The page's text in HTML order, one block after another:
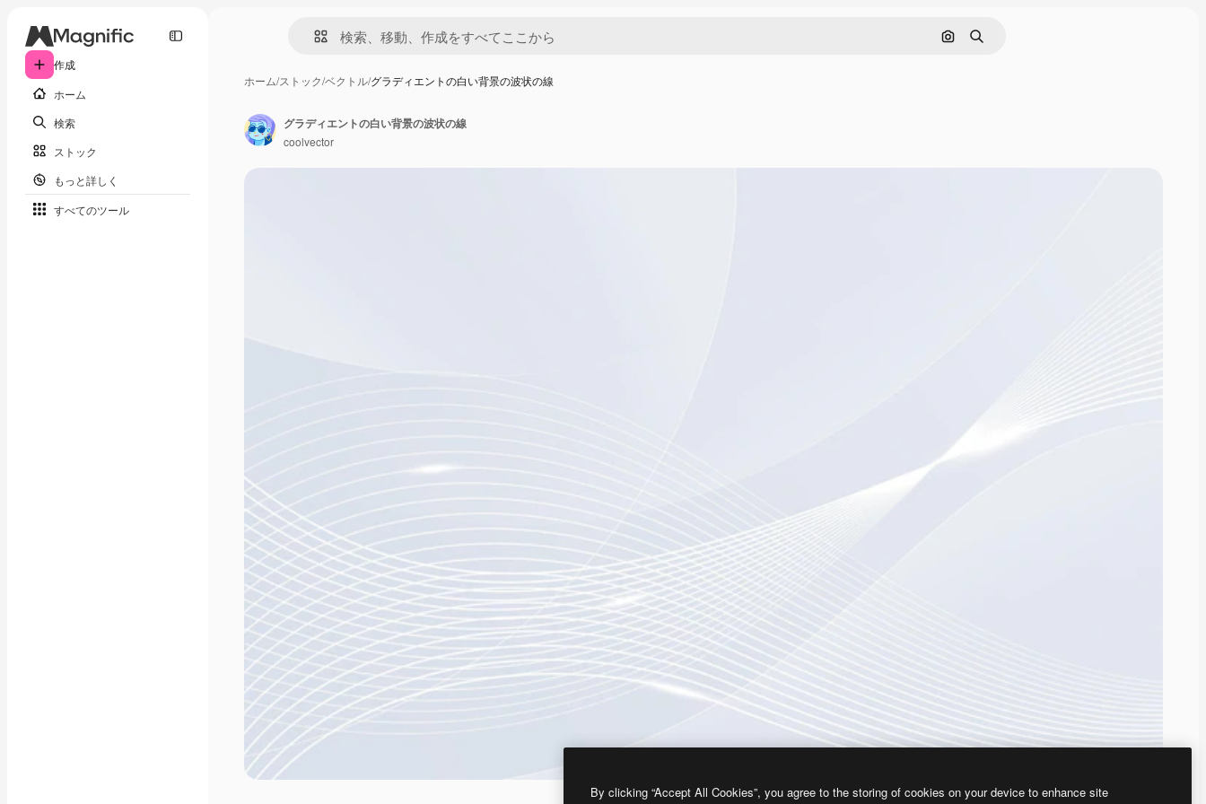
作成
ホーム
検索
ストック
もっと詳しく
すべてのツール
画像で検索
検索
ホーム/ストック/ベクトル/グラディエントの白い背景の波状の線
グラディエントの白い背景の波状の線
coolvector
By clicking “Accept All Cookies”, you agree to the storing of cookies on your device to enhance site